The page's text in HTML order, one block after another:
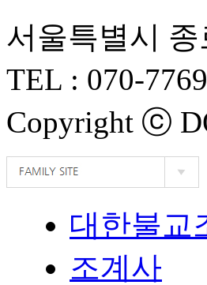
서울특별시
TEL : 070-
Copyright ⓒ
대한불교
조계사